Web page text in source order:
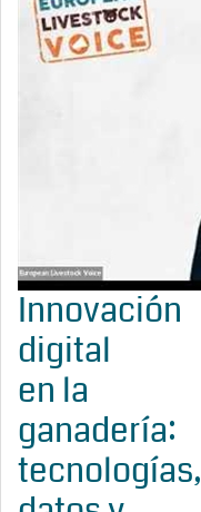
Innovación
digital
en la
ganadería:
tecnologías,